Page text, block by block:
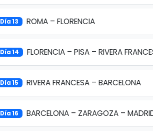
Día 13 ROMA – FLORENCIA
Día 14 FLORENCIA – PISA – RIVERA
Día 15 RIVERA FRANCESA – BARCELONA
Día 16 BARCELONA – ZARAGOZA –